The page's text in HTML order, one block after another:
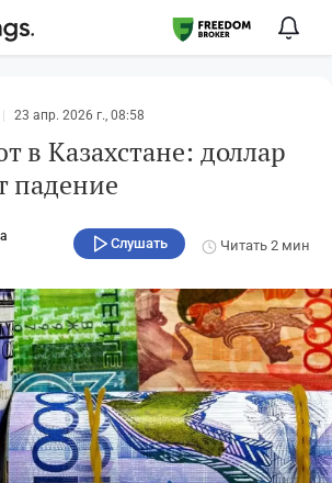
23 апр. 2026 г., 08:58
в Казахстане: доллар
падение
Слушать Читать 2 мин